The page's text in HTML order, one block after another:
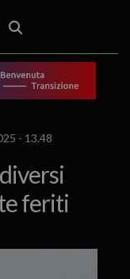
E PROVINCIA
POLITICA
CULTURA ARTE
- 13.48
feriti